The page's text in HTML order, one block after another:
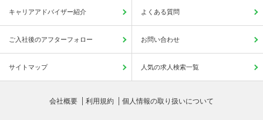
キャリアアドバイザー紹介 よくある質問
ご入社後のアフターフォロー お問い合わせ
サイトマップ 人気の求人検索一覧
会社概要 利用規約 個人情報の取り扱いについて